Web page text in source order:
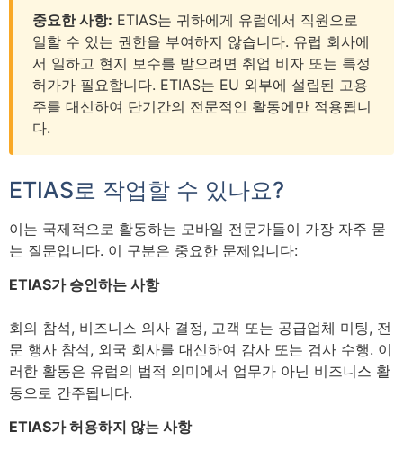
중요한 사항: ETIAS는 귀하에게 유럽에서 직원으로
일할 수 있는 권한을 부여하지 않습니다. 유럽 회사에
서 일하고 현지 보수를 받으려면 취업 비자 또는 특정
허가가 필요합니다. ETIAS는 EU 외부에 설립된 고용
주를 대신하여 단기간의 전문적인 활동에만 적용됩니
다.
ETIAS로 작업할 수 있나요?
이는 국제적으로 활동하는 모바일 전문가들이 가장 자주 묻
는 질문입니다. 이 구분은 중요한 문제입니다:
ETIAS가 승인하는 사항
회의 참석, 비즈니스 의사 결정, 고객 또는 공급업체 미팅, 전
문 행사 참석, 외국 회사를 대신하여 감사 또는 검사 수행. 이
러한 활동은 유럽의 법적 의미에서 업무가 아닌 비즈니스 활
동으로 간주됩니다.
ETIAS가 허용하지 않는 사항